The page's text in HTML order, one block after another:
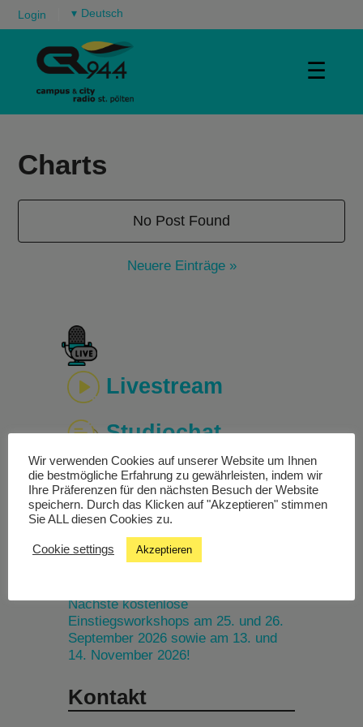
Login ▾
☰
Charts
No Post Found
Neuere Einträge »
Livestream
Studiochat
Songfinder
Termine
Nächste kostenlose
Einstiegsworkshops am 25. und 26.
September 2026 sowie am 13. und
14. November 2026!
Kontakt
Wir verwenden Cookies auf unserer Website um Ihnen
die bestmögliche Erfahrung zu gewährleisten, indem wir
Ihre Präferenzen für den nächsten Besuch der Website
speichern. Durch das Klicken auf "Akzeptieren" stimmen
Sie ALL diesen Cookies zu.
Cookie settings Akzeptieren